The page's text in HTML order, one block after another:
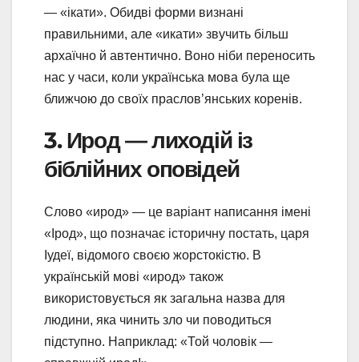
— «ікати». Обидві форми визнані
правильними, але «икати» звучить більш
архаїчно й автентично. Воно ніби переносить
нас у часи, коли українська мова була ще
ближчою до своїх праслов’янських коренів.
3. Ирод — лиходій із
біблійних оповідей
Слово «ирод» — це варіант написання імені
«Ірод», що позначає історичну постать, царя
Іудеї, відомого своєю жорстокістю. В
українській мові «ирод» також
використовується як загальна назва для
людини, яка чинить зло чи поводиться
підступно. Наприклад: «Той чоловік —